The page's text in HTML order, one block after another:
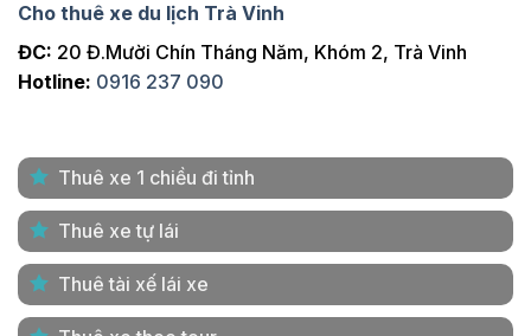
Cho thuê xe du lịch Trà Vinh
ĐC: 20 Đ.Mười Chín Tháng Năm, Khóm 2, Trà Vinh
Hotline: 0916 237 090
Thuê xe 1 chiều đi tỉnh
Thuê xe tự lái
Thuê tài xế lái xe